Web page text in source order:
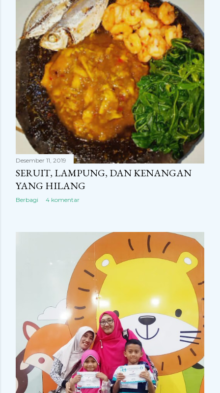
Desember 11, 2019
SERUIT, LAMPUNG, DAN KENANGAN
YANG HILANG
Berbagi 4 komentar